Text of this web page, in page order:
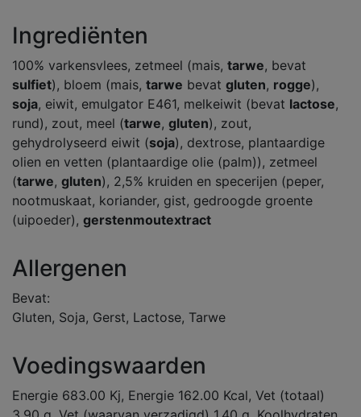
Ingrediënten
100% varkensvlees, zetmeel (mais, tarwe, bevat
sulfiet), bloem (mais, tarwe bevat gluten, rogge),
soja, eiwit, emulgator E461, melkeiwit (bevat lactose,
rund), zout, meel (tarwe, gluten), zout,
gehydrolyseerd eiwit (soja), dextrose, plantaardige
olien en vetten (plantaardige olie (palm)), zetmeel
(tarwe, gluten), 2,5% kruiden en specerijen (peper,
nootmuskaat, koriander, gist, gedroogde groente
(uipoeder), gerstenmoutextract
Allergenen
Bevat:
Gluten, Soja, Gerst, Lactose, Tarwe
Voedingswaarden
Energie 683.00 Kj, Energie 162.00 Kcal, Vet (totaal)